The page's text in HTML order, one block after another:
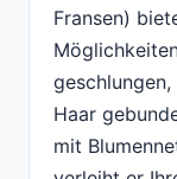
Fransen)
Haar
mit